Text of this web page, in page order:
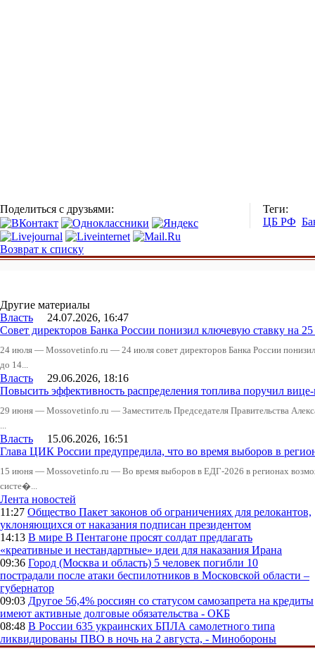
Поделиться с друзьями:
Теги:
ЦБ РФ
Возврат к списку
Другие материалы
Власть 24.07.2026, 16:47
Совет директоров Банка России понизил ключевую ставку на
24 июля — Mossovetinfo.ru — 24 июля совет директоров Банка России
до 14...
Власть 29.06.2026, 18:16
Повысить эффективность распределения топлива поручил
29 июня — Mossovetinfo.ru — Заместитель Председателя Правительства
...
Власть 15.06.2026, 16:51
Глава ЦИК России предупредила, что во время выборов в
15 июня — Mossovetinfo.ru — Во время выборов в ЕДГ-2026 в регионах
систе�...
Лента новостей
11:27 Общество Пакет законов об ограничениях для релокантов,
уклоняющихся от наказания подписан президентом
14:13 В мире В Пентагоне просят солдат предлагать
«креативные и нестандартные» идеи для наказания Ирана
09:36 Город (Москва и область) 5 человек погибли 10
пострадали после атаки беспилотников в Московской области –
губернатор
09:03 Другое 56,4% россиян со статусом самозапрета на кредиты
имеют активные долговые обязательства - ОКБ
08:48 В России 635 украинских БПЛА самолетного типа
ликвидированы ПВО в ночь на 2 августа, - Минобороны